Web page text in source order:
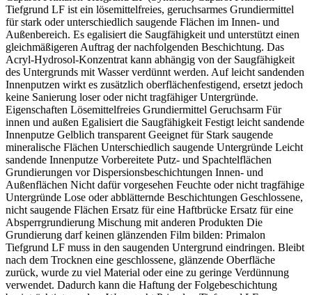
Tiefgrund LF ist ein lösemittelfreies, geruchsarmes Grundiermittel
für stark oder unterschiedlich saugende Flächen im Innen- und
Außenbereich. Es egalisiert die Saugfähigkeit und unterstützt einen
gleichmäßigeren Auftrag der nachfolgenden Beschichtung. Das
Acryl-Hydrosol-Konzentrat kann abhängig von der Saugfähigkeit
des Untergrunds mit Wasser verdünnt werden. Auf leicht sandenden
Innenputzen wirkt es zusätzlich oberflächenfestigend, ersetzt jedoch
keine Sanierung loser oder nicht tragfähiger Untergründe.
Eigenschaften Lösemittelfreies Grundiermittel Geruchsarm Für
innen und außen Egalisiert die Saugfähigkeit Festigt leicht sandende
Innenputze Gelblich transparent Geeignet für Stark saugende
mineralische Flächen Unterschiedlich saugende Untergründe Leicht
sandende Innenputze Vorbereitete Putz- und Spachtelflächen
Grundierungen vor Dispersionsbeschichtungen Innen- und
Außenflächen Nicht dafür vorgesehen Feuchte oder nicht tragfähige
Untergründe Lose oder abblätternde Beschichtungen Geschlossene,
nicht saugende Flächen Ersatz für eine Haftbrücke Ersatz für eine
Absperrgrundierung Mischung mit anderen Produkten Die
Grundierung darf keinen glänzenden Film bilden: Primalon
Tiefgrund LF muss in den saugenden Untergrund eindringen. Bleibt
nach dem Trocknen eine geschlossene, glänzende Oberfläche
zurück, wurde zu viel Material oder eine zu geringe Verdünnung
verwendet. Dadurch kann die Haftung der Folgebeschichtung